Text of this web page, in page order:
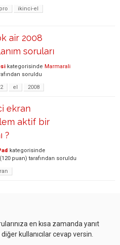
ikinci-el
air 2008
soruları
kategorisinde Marmarali
soruldu
2 el 2008
ekran
aktif bir
?
kategorisinde
(120 puan) tarafından soruldu
en kısa zamanda yanıt
kullanıcılar cevap versin.